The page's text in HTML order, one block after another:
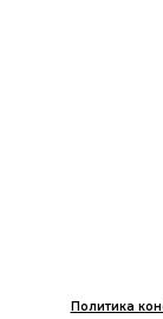
Политика